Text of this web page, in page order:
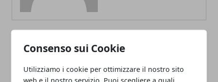
Consenso sui Cookie
Utilizziamo i cookie per ottimizzare il nostro sito
web e il nostro servizio. Puoi scegliere a quali
ARTICOLI CORRELATI